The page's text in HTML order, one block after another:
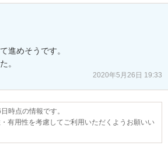
進めそうです。
。
2020年5月26日 19:33
時点の情報です。
有用性を考慮してご利用いただくようお願いい